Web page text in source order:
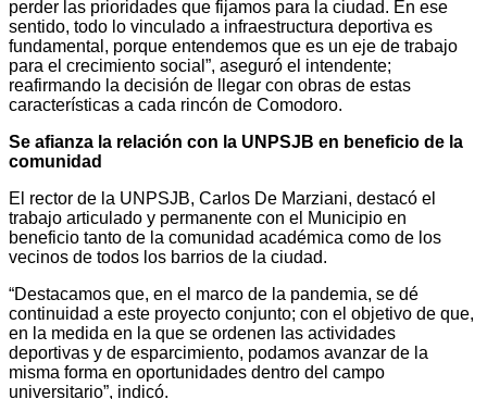
perder las prioridades que fijamos para la ciudad. En ese
sentido, todo lo vinculado a infraestructura deportiva es
fundamental, porque entendemos que es un eje de trabajo
para el crecimiento social”, aseguró el intendente;
reafirmando la decisión de llegar con obras de estas
características a cada rincón de Comodoro.
Se afianza la relación con la UNPSJB en beneficio de la
comunidad
El rector de la UNPSJB, Carlos De Marziani, destacó el
trabajo articulado y permanente con el Municipio en
beneficio tanto de la comunidad académica como de los
vecinos de todos los barrios de la ciudad.
“Destacamos que, en el marco de la pandemia, se dé
continuidad a este proyecto conjunto; con el objetivo de que,
en la medida en la que se ordenen las actividades
deportivas y de esparcimiento, podamos avanzar de la
misma forma en oportunidades dentro del campo
universitario”, indicó.